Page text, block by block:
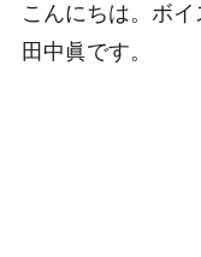
こんにちは。ボ
田中眞です。